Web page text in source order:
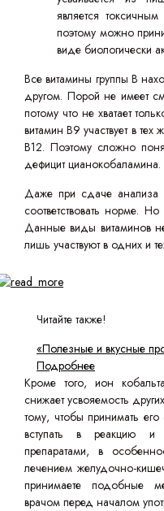
является
поэтому можно
виде биологически
Все витамины группы B
другом. Порой не имеет
потому что не хватает
витамин B9 участвует в
B12. Поэтому сложно
дефицит цианокобаламина.
Даже при сдаче анализа
соответствовать норме.
Данные виды витаминов
лишь участвуют в одних и
Читайте также!
«Полезные и вкусные
Подробнее
Кроме того, ион
снижает усвояемость
тому, чтобы принимать
вступать в реакцию и
препаратами, в
лечением желудочно-
принимаете подобные
врачом перед началом